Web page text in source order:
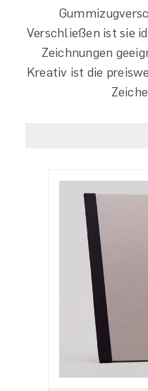
Verschließen ist sie
Zeichnungen
Kreativ ist die